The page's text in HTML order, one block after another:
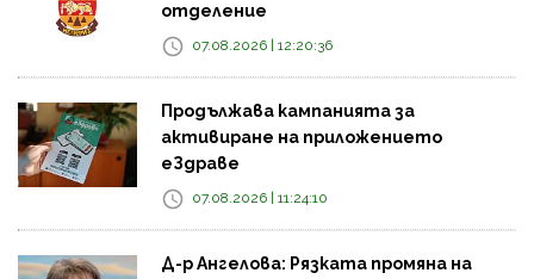
отделение
07.08.2026 | 12:20:36
Продължава кампанията за
активиране на приложението
еЗдраве
07.08.2026 | 11:24:10
Д-р Ангелова: Рязката промяна на